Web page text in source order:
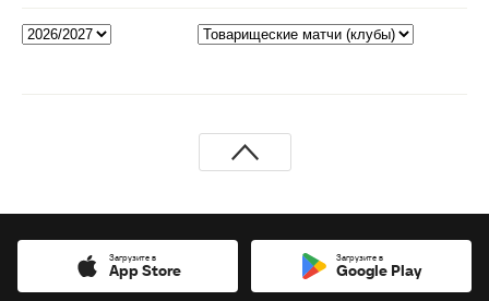
Загрузите в
App Store
Загрузите в
Google Play